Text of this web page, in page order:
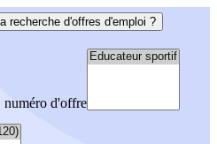
recherche d'offres d'emploi ?
numéro d'offre